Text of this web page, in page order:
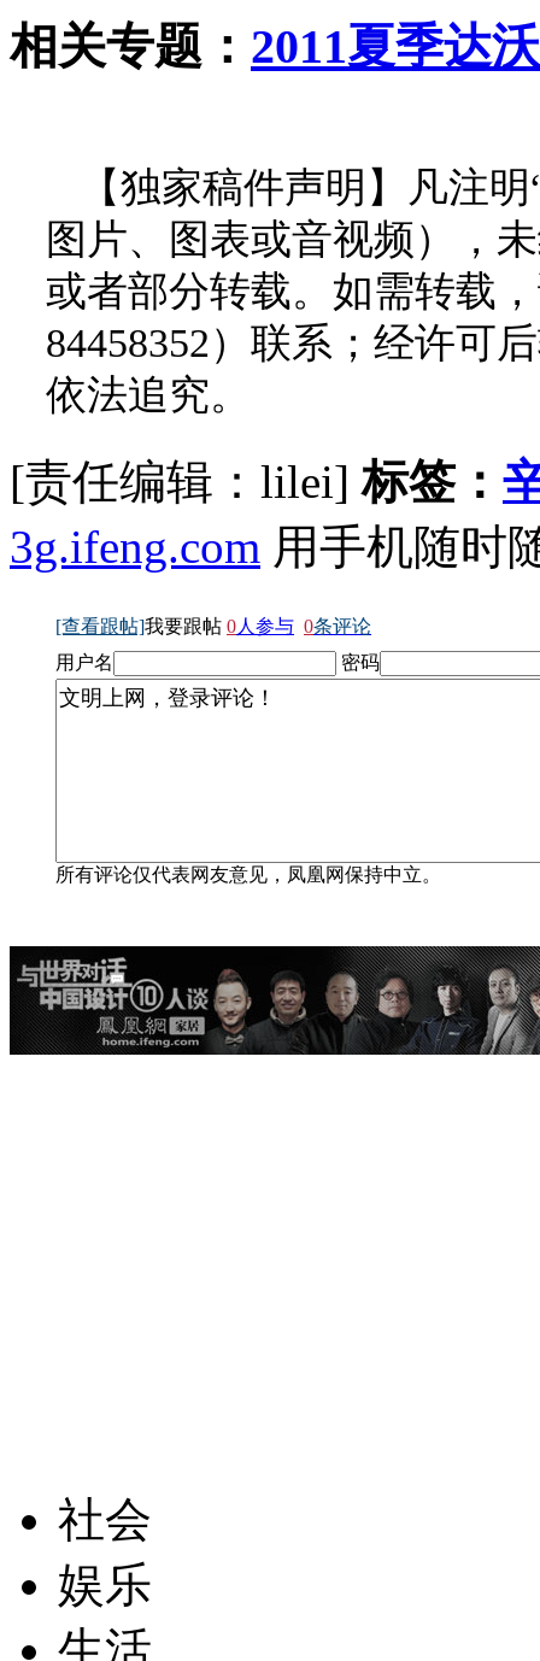
相关专题： 2011夏季达
【独家稿件声明】凡注
图片、图表或音视频），
或者部分转载。如需转载
84458352）联系；经许可
依法追究。
[责任编辑：lilei]标签：
3g.ifeng.com 用手机随时
[查看跟帖]我要跟帖 0人参与 0条评论
用户名
密码
所有评论仅代表网友意见，凤凰网保持中立。
社会
娱乐
生活